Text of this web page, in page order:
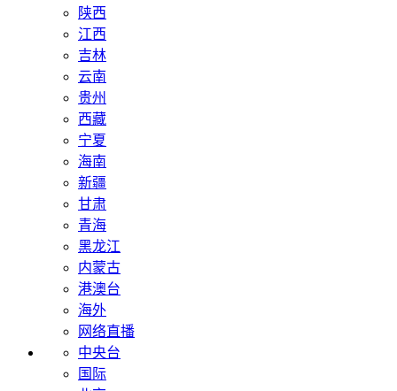
陕西
江西
吉林
云南
贵州
西藏
宁夏
海南
新疆
甘肃
青海
黑龙江
内蒙古
港澳台
海外
网络直播
中央台
国际